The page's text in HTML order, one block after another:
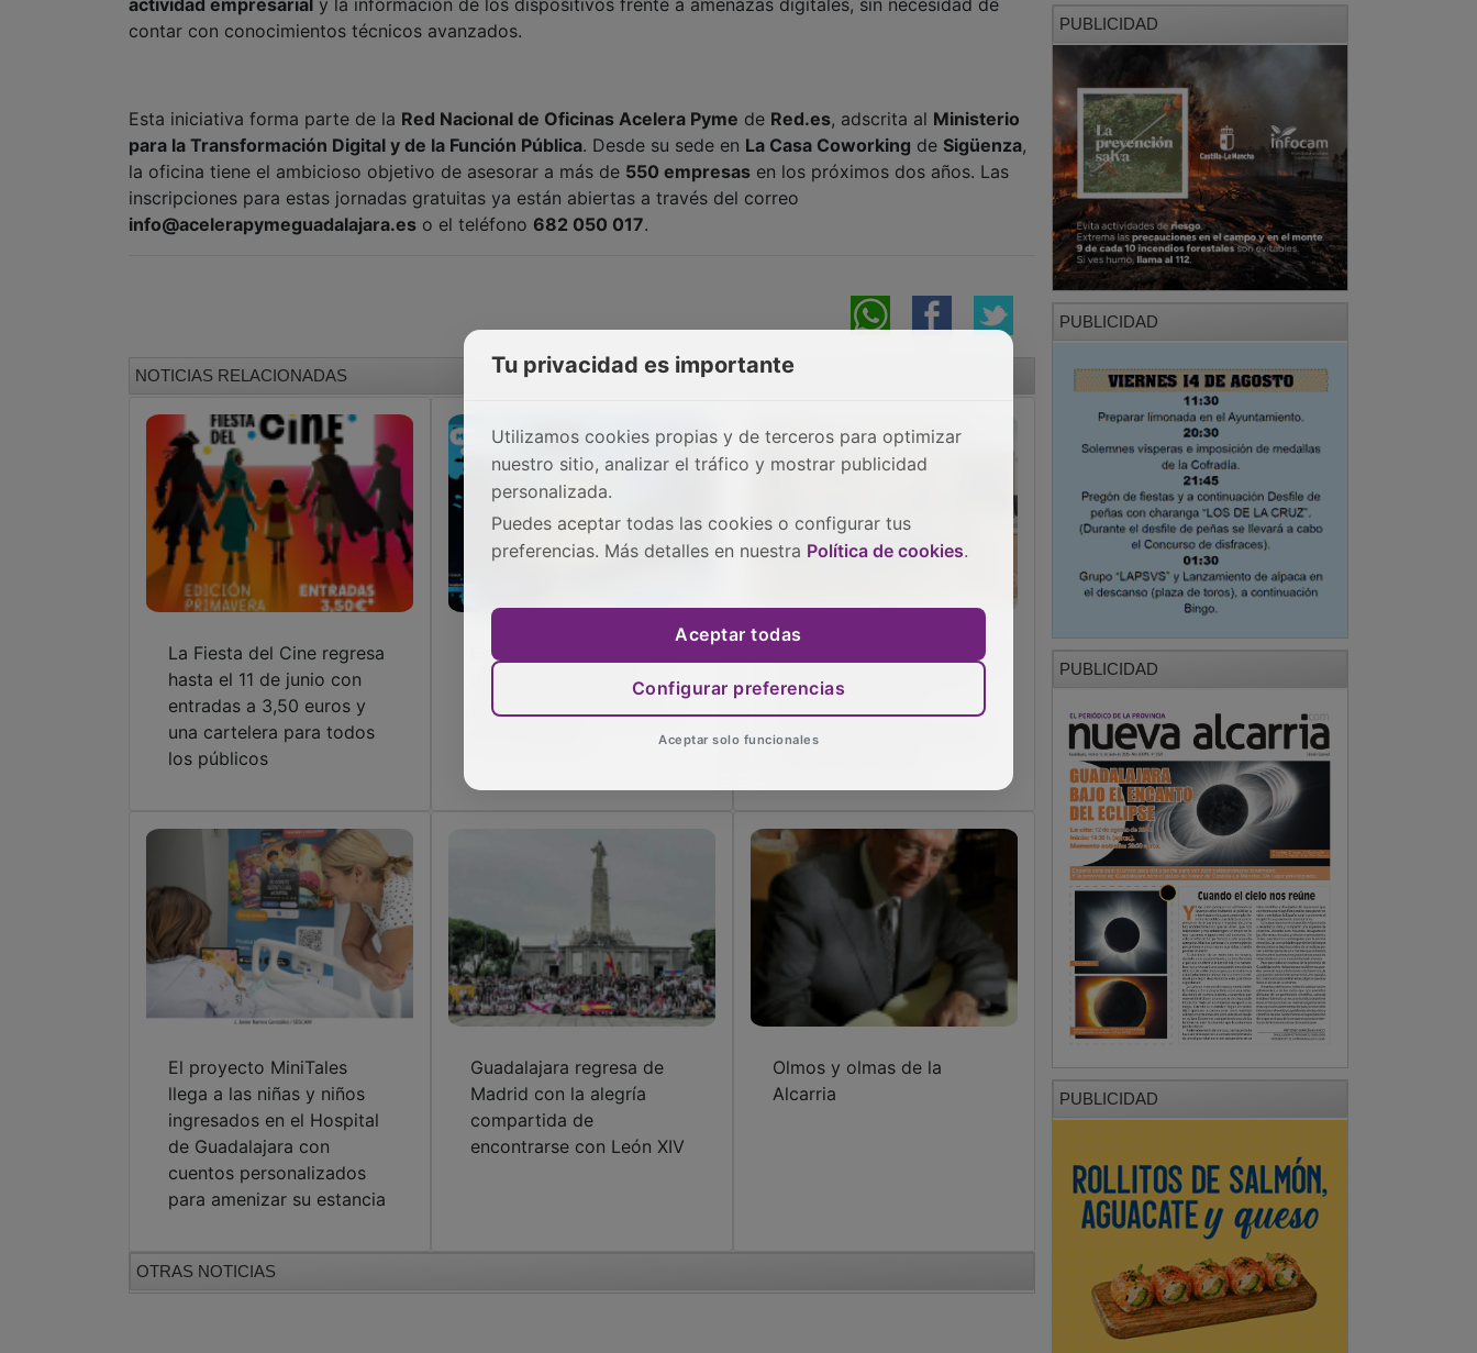
contar con conocimientos técnicos avanzados.
Esta iniciativa forma parte de la Red Nacional de Oficinas Acelera Pyme de Red.es, adscrita al Ministerio
para la Transformación Digital y de la Función Pública. Desde su sede en La Casa Coworking de Sigüenza,
la oficina tiene el ambicioso objetivo de asesorar a más de 550 empresas en los próximos dos años. Las
inscripciones para estas jornadas gratuitas ya están abiertas a través del correo
info@acelerapymeguadalajara.es o el teléfono 682 050 017.
NOTICIAS RELACIONADAS
La Fiesta del Cine regresa
hasta el 11 de junio con
entradas a 3,50 euros y
una cartelera para todos
los públicos
El calor se mantiene en
una Guadalajara con
posibilidad de tormenta
Diputación de Guadalajara
convoca siete becas de
trabajos de fin de máster
El proyecto MiniTales
llega a las niñas y niños
ingresados en el Hospital
de Guadalajara con
cuentos personalizados
para amenizar su estancia
Guadalajara regresa de
Madrid con la alegría
compartida de
encontrarse con León XIV
Olmos y olmas de la
Alcarria
OTRAS NOTICIAS
PUBLICIDAD
PUBLICIDAD
PUBLICIDAD
PUBLICIDAD
Tu privacidad es importante
Utilizamos cookies propias y de terceros para optimizar
nuestro sitio, analizar el tráfico y mostrar publicidad
personalizada.
Puedes aceptar todas las cookies o configurar tus
preferencias. Más detalles en nuestra Política de cookies.
Aceptar todas
Configurar preferencias
Aceptar solo funcionales